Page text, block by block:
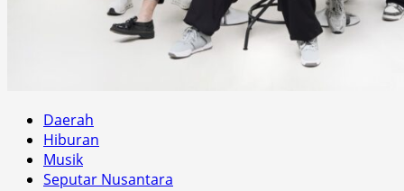
Daerah
Hiburan
Musik
Seputar Nusantara